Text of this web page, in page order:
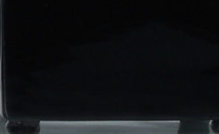
Consegna
in Francia